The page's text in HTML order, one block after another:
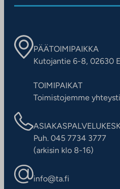
PÄÄTOIMIPAIKKA
Kutojantie 6-8, 02630
TOIMIPAIKAT
Toimistojemme
Puh. 045 7734 3777
(arkisin klo 8-16)
info@ta.fi